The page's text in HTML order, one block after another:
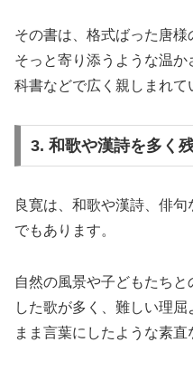
その書は、格式ばった唐
そっと寄り添うような温
科書などで広く親しまれて
3. 和歌や漢詩を多く
良寛は、和歌や漢詩、俳
でもあります。
自然の風景や子どもたち
した歌が多く、難しい理
まま言葉にしたような素直